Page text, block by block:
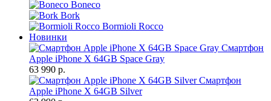
Boneco
Bork
Bormioli Rocco
Новинки
Смартфон
Apple iPhone X 64GB Space Gray
63 990 р.
Смартфон
Apple iPhone X 64GB Silver